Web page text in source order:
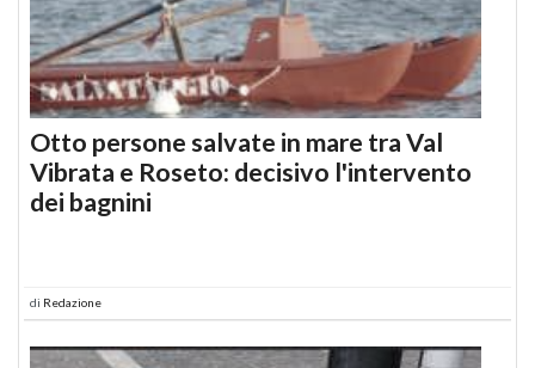
Otto persone salvate in mare tra Val
Vibrata e Roseto: decisivo l'intervento
dei bagnini
di Redazione